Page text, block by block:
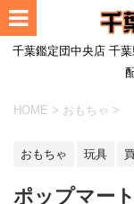
千葉鑑定団中央店 千
HOME > おもちゃ >
おもちゃ 玩具
ポップマー